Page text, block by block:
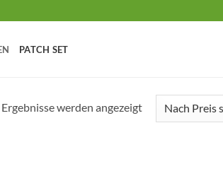
PATCH SET
werden angezeigtNach
Preis